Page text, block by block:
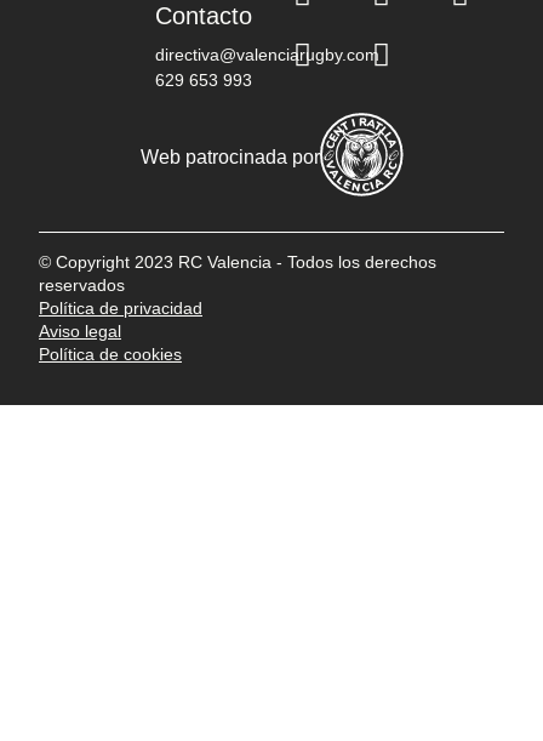
Contacto
directiva@valenciarugby.com
629 653 993
Web patrocinada por
© Copyright 2023 RC Valencia - Todos los derechos
reservados
Política de privacidad
Aviso legal
Política de cookies